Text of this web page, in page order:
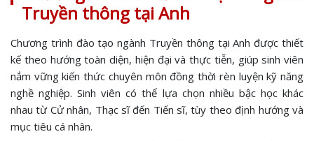
Truyền thông tại Anh
Chương trình đào tạo ngành Truyền thông tại Anh được thiết
kế theo hướng toàn diện, hiện đại và thực tiễn, giúp sinh viên
nắm vững kiến thức chuyên môn đồng thời rèn luyện kỹ năng
nghề nghiệp. Sinh viên có thể lựa chọn nhiều bậc học khác
nhau từ Cử nhân, Thạc sĩ đến Tiến sĩ, tùy theo định hướng và
mục tiêu cá nhân.